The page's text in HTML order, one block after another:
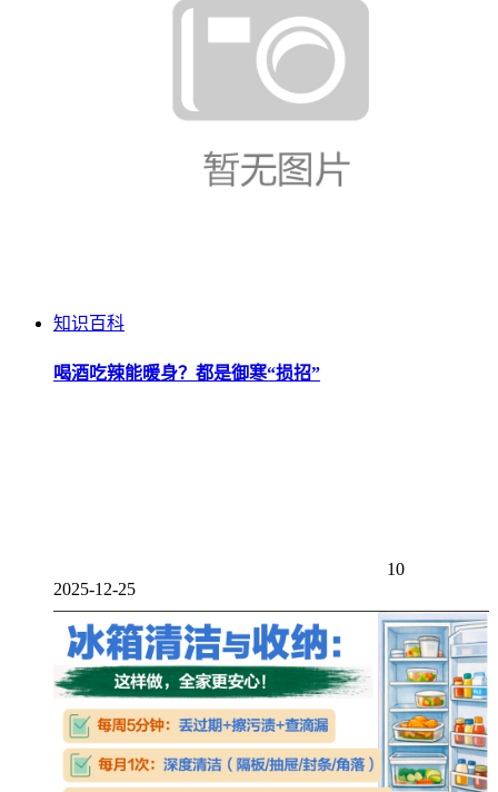
知识百科
喝酒吃辣能暖身？都是御寒“损招”
10
2025-12-25